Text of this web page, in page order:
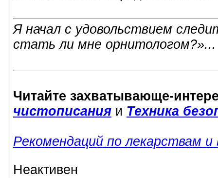
Я начал с удовольствием
стать ли мне
Читайте захватывающе-
чистописания и Техника
Рекомендаций по лекарствам
Неактивен